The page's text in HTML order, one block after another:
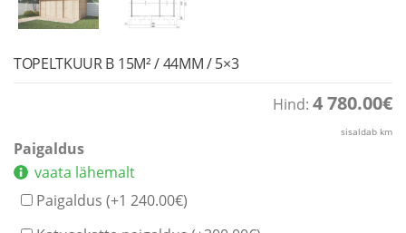
TOPELTKUUR B 15M² / 44MM / 5×3
Hind: 4 780.00€
sisaldab km
Paigaldus
vaata lähemalt
Paigaldus (+1 240.00€)